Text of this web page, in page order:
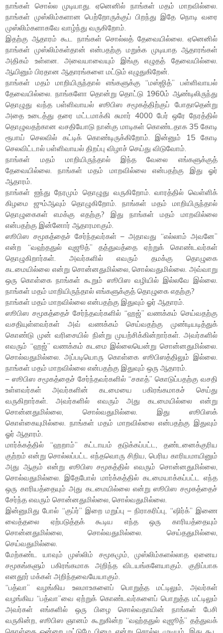
நாங்கள் சொல்ல முடியாது. ஏனெனில் நாங்கள் மதம் மாறவில்லை.
நாங்கள் முஸ்லிம்களான பெற்றோருக்குப் பிறந்து இதே நொடி வரை
முஸ்லிம்களாகவே வாழ்ந்து வருகிறோம்.
இதற்கு ஆதாரம் கூட நாங்கள் சொல்லத் தேவையில்லை. ஏனெனில்
நாங்கள் முஸ்லிம்கள்தான் என்பதற்கு மறுக்க முடியாத ஆதாரங்கள்
அதிகம் உள்ளன. அவையாவையும் இங்கு எழுதத் தேவையில்லை.
ஆயினும் பிரதான ஆதாரங்களை மட்டும் எழுதுகிறேன்.
நாங்கள் மதம் மாறியிருந்தால் எங்களுக்கு “மஸ்ஜித்” பள்ளிவாயல்
தேவையில்லை. நாங்களோ தொன்று தொட்டு 1960ம் ஆண்டிலிருந்து
தொழுது வந்த பள்ளிவாயல் ஸூபிஸ சமூகத்திற்குப் போதாதென்று
அதை உடைத்து தரை மட்டமாக்கி சுமார் 4000 பேர் ஒரே நேரத்தில்
தொழுவதற்கான வசதியோடு நான்கு மாடிகள் கொண்டதாக 35 கோடி
ரூபாய் செலவில் கட்டிக் கொண்டிருக்கிறோம். இன்னும் 15 கோடி
செலவிட்டால் பள்ளிவாயல் திறப்பு விழாச் செய்து விடுவோம்.
நாங்கள் மதம் மாறியிருந்தால் இந்த வேலை எங்களுக்குத்
தேவையில்லை. நாங்கள் மதம் மாறவில்லை என்பதற்கு இது ஓர்
ஆதாரம்.
நாங்கள் ஐந்து நேரமும் தொழுது வருகிறோம். வாரத்தில் வெள்ளிக்
கிழமை ஜும்ஆவும் தொழுகிறோம். நாங்கள் மதம் மாறியிருந்தால்
தொழுகைகள் எமக்கு எதற்கு? இது நாங்கள் மதம் மாறவில்லை
என்பதற்கு இன்னோர் ஆதாரமாகும்.
ஸூபிஸ சமூகத்தைச் சேர்ந்தவர்கள் – அதாவது “எல்லாம் அவனே”
என்ற “வஹ்ததுல் வுஜூத்” தத்துவத்தை ஏற்றுக் கொண்டவர்கள்
தொழுகிறார்கள். அவர்களில் எவரும் தமக்கு தொழுகை
கடமையில்லை என்று சொன்னதுமில்லை, சொல்வதுமில்லை. அவ்வாறு
ஒரு கொள்கை நாங்கள் கூறும் ஸூபிஸ வழியில் இல்லவே இல்லை.
நாங்கள் மதம் மாறியிருந்தால் எங்களுக்குத் தொழுகை எதற்கு?
நாங்கள் மதம் மாறவில்லை என்பதற்கு இதுவும் ஓர் ஆதாரம்.
ஸூபிஸ சமூகத்தைச் சேர்ந்தவர்களில் “ஹஜ்” வணக்கம் செய்வதற்கு
வசதியுள்ளவர்கள் அவ் வணக்கம் செய்வதற்கு முண்டியடித்துக்
கொண்டு முன் வரிசையில் நின்று முயற்சிக்கின்றார்கள். அவர்களில்
எவரும் “ஹஜ்” வணக்கம் கடமை இல்லையென்று சொன்னதுமில்லை.
சொல்வதுமில்லை. அப்படியொரு கொள்கை ஸூபிஸத்திலும் இல்லை.
நாங்கள் மதம் மாறவில்லை என்பதற்கு இதுவும் ஒரு ஆதாரம்.
– ஸூபிஸ சமூகத்தைச் சேர்ந்தவர்களில் “சகாத்” கொடுப்பதற்கு வசதி
உள்ளவர்கள் அவர்களின் கடமையை பகிரங்கமாகச் செய்து
வருகிறார்கள். அவர்களில் எவரும் அது கடமையில்லை என்று
சொன்னதுமில்லை, சொல்வதுமில்லை. இது ஸூபிஸக்
கொள்கையுமில்லை. நாங்கள் மதம் மாறவில்லை என்பதற்கு இதுவும்
ஓர் ஆதாரம்.
மார்க்கத்தில் “ஹறாம்” கட்டாயம் தடுக்கப்பட்ட, தண்டனைக்குரிய
குற்றம் என்று சொல்லப்பட்ட எந்தவொரு சிறிய, பெரிய காரியமாயினும்
அது ஆகும் என்று ஸூபிஸ சமூகத்தில் எவரும் சொன்னதுமில்லை,
சொல்வதுமில்லை. இதேபோல் மார்க்கத்தில் கடமையாக்கப்பட்ட எந்த
ஒரு காரியத்தையும் அது கடமையில்லை என்று ஸூபிஸ சமூகத்தைச்
சேர்ந்த எவரும் சொன்னதுமில்லை, சொல்வதுமில்லை.
இன்னுமிது போல் “குப்ர்” இறை மறுப்பு – நிராகரிப்பு, “ஷிர்க்” இணை
வைத்தலை ஏற்படுத்தக் கூடிய எந்த ஒரு காரியத்தையும்
சொன்னதுமில்லை, சொல்வதுமில்லை. செய்ததுமில்லை,
செய்வதுமில்லை.
மேற்கண்ட யாவும் முஸ்லிம் சமூகமும், முஸ்லிம்களல்லாத ஏனைய
சமூகங்களும் பகிரங்கமாக அறிந்த விடயங்களேயாகும். குறிப்பாக
எனதூர் மக்கள் அறிந்தவையேயாகும்.
“பத்வா” வழங்கிய உலமாஉகளைப் பொறுத்த மட்டிலும், அவர்கள்
வழங்கிய “பத்வா”வை ஏற்றுக் கொண்டவர்களைப் பொறுத்த மட்டிலும்
அவர்கள் எங்களில் ஒரு பிழை சொல்வதாயின் நாங்கள் பேசி
வருகின்ற, ஸூபிஸ ஞானம் கூறுகின்ற “வஹ்ததுல் வுஜூத்” தத்துவக்